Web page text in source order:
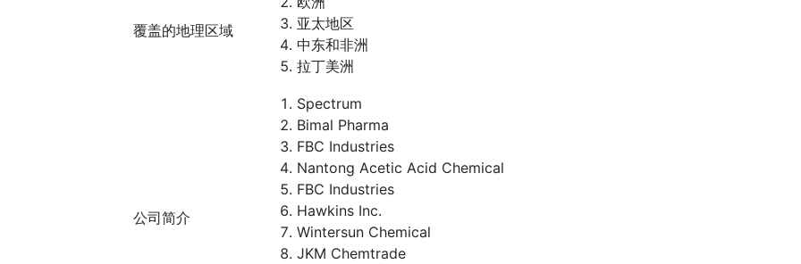
覆盖的地理区域
亚太地区
中东和非洲
拉丁美洲
公司简介
Spectrum
Bimal Pharma
FBC Industries
Nantong Acetic Acid Chemical
FBC Industries
Hawkins Inc.
Wintersun Chemical
JKM Chemtrade